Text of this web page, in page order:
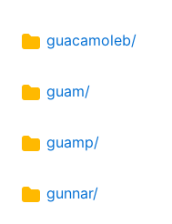
guacamoleb/
guam/
guamp/
gunnar/